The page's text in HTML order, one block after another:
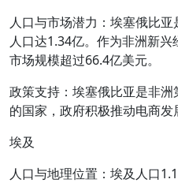
人口与市场潜力：埃塞俄比
人口达1.34亿。作为非洲新
市场规模超过66.4亿美元。
政策支持：埃塞俄比亚是非
的国家，政府积极推动电商发
埃及
人口与地理位置：埃及人口